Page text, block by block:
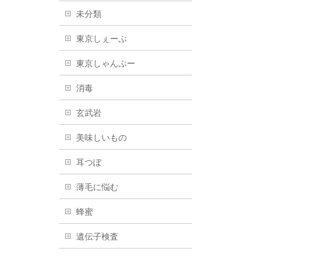
未分類
東京しぇーぶ
東京しゃんぷー
消毒
玄武岩
美味しいもの
耳つぼ
薄毛に悩む
蜂蜜
遺伝子検査